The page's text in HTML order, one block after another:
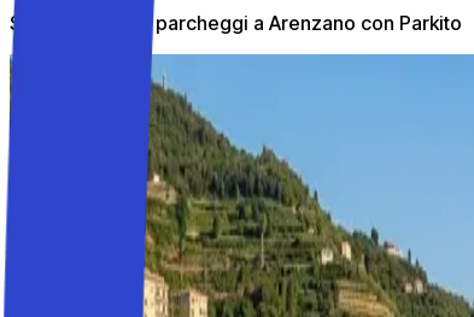
Scopri i migliori parcheggi a Arenzano con Parkito